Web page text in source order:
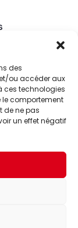
des
ou accéder aux
ces technologies
le comportement
de ne pas
un effet négatif